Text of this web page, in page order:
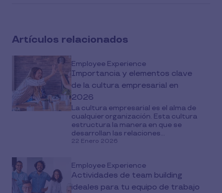
media
Artículos relacionados
Employee Experience
Importancia y elementos clave
de la cultura empresarial en
2026
La cultura empresarial es el alma de
cualquier organización. Esta cultura
estructura la manera en que se
desarrollan las relaciones...
22 Enero 2026
Employee Experience
Actividades de team building
ideales para tu equipo de trabajo